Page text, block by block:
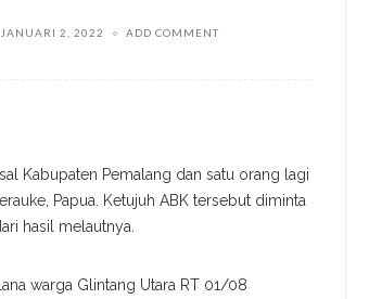
JANUARI 2, 2022
ADD COMMENT
Kabupaten Pemalang dan satu orang lagi
Papua. Ketujuh ABK tersebut diminta
hasil melautnya.
warga Glintang Utara RT 01/08